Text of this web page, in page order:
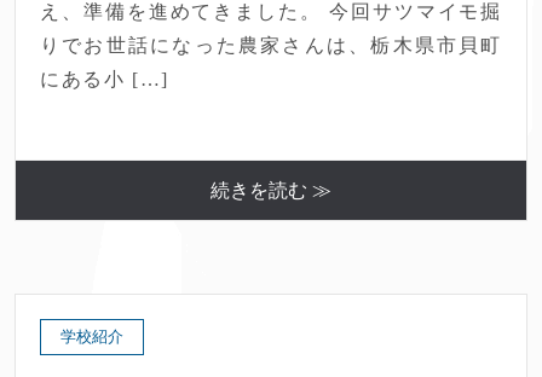
え、準備を進めてきました。 今回サツマイモ掘
りでお世話になった農家さんは、栃木県市貝町
にある小 […]
続きを読む ≫
学校紹介